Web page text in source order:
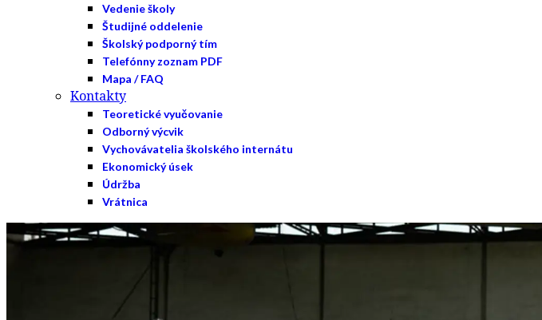
Vedenie školy
Študijné oddelenie
Školský podporný tím
Telefónny zoznam PDF
Mapa / FAQ
Kontakty
Teoretické vyučovanie
Odborný výcvik
Vychovávatelia školského internátu
Ekonomický úsek
Údržba
Vrátnica